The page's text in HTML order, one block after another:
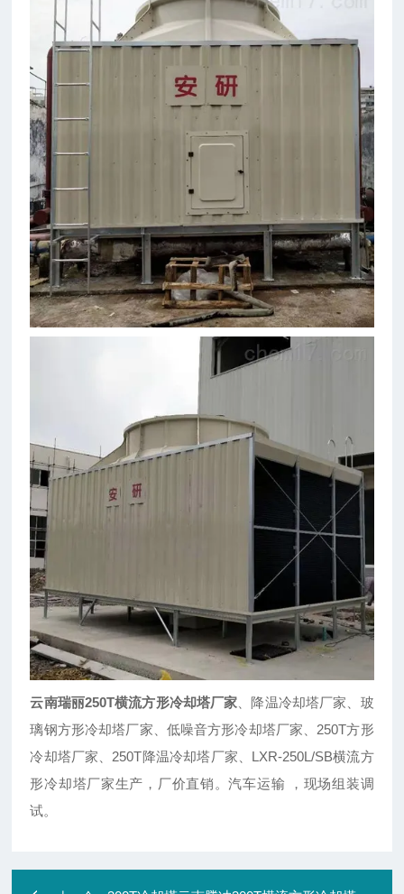
云南瑞丽250T横流方形冷却塔厂家、降温冷却塔厂家、玻
璃钢方形冷却塔厂家、低噪音方形冷却塔厂家、250T方形
冷却塔厂家、250T降温冷却塔厂家、LXR-250L/SB横流方
形冷却塔厂家生产，厂价直销。汽车运输 ，现场组装调
试。